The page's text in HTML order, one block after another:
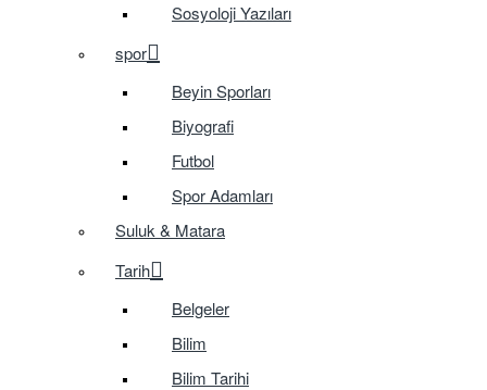
Sosyoloji Yazıları
spor
Beyin Sporları
Biyografi
Futbol
Spor Adamları
Suluk & Matara
Tarih
Belgeler
Bilim
Bilim Tarihi